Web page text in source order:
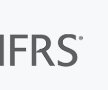
Reporting
(IFRS)
web